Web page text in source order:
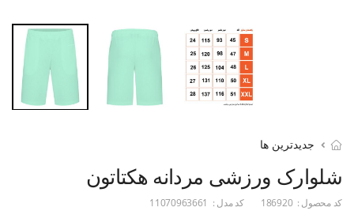
جدیدترین ها
شلوارک ورزشی مردانه هکتاتون
کد محصول : 186920 کد مدل : 11070963661